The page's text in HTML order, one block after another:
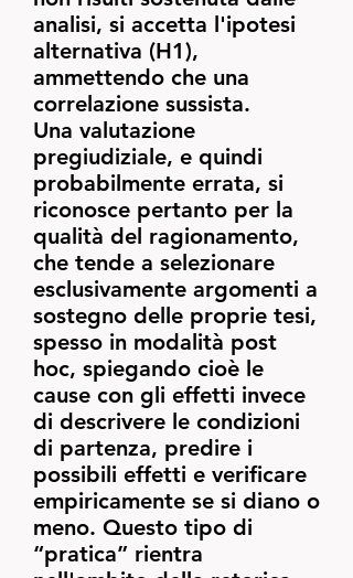
analisi, si accetta l'ipotesi
alternativa (H1),
ammettendo che una
correlazione sussista.
Una valutazione
pregiudiziale, e quindi
probabilmente errata, si
riconosce pertanto per la
qualità del ragionamento,
che tende a selezionare
esclusivamente argomenti a
sostegno delle proprie tesi,
spesso in modalità post
hoc, spiegando cioè le
cause con gli effetti invece
di descrivere le condizioni
di partenza, predire i
possibili effetti e verificare
empiricamente se si diano o
meno. Questo tipo di
“pratica” rientra